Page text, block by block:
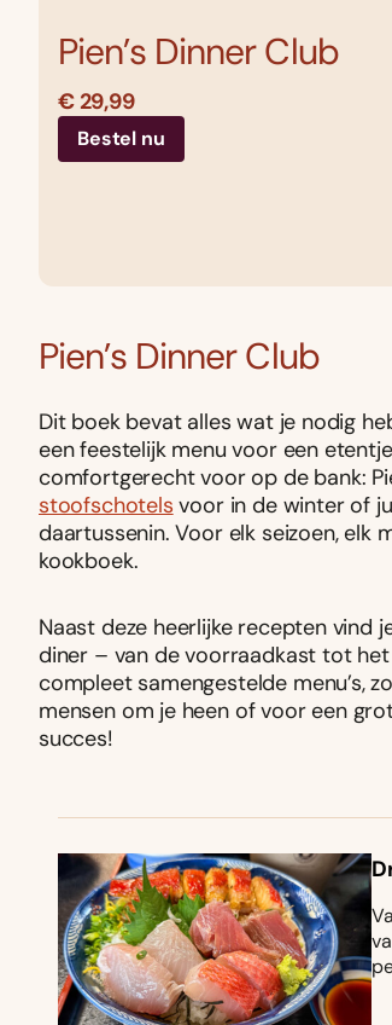
Pien’s Dinner Club
€ 29,99
Bestel nu
Pien’s Dinner Club
Dit boek bevat alles wat je nodig
een feestelijk menu voor een
comfortgerecht voor op de bank:
stoofschotels voor in de winter of
daartussenin. Voor elk seizoen, elk
kookboek.
Naast deze heerlijke recepten vind
diner – van de voorraadkast tot
compleet samengestelde menu’s,
mensen om je heen of voor een
succes!